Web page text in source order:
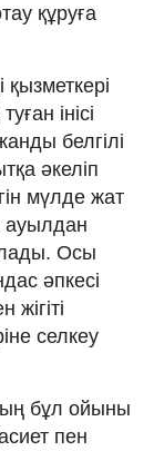
құруға
інісі
белгілі
әкеліп
мүлде жат
ауылдан
Осы
әпкесі
селкеу
бұл ойыны
пен